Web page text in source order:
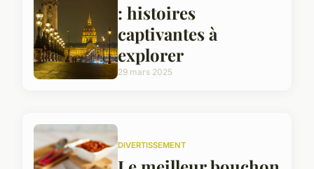
: histoires
captivantes à
explorer
29 mars 2025
DIVERTISSEMENT